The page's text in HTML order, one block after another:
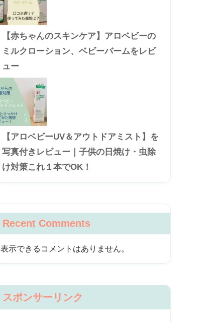
【赤ちゃんのスキンケア】アロベビーの
ミルクローション、ベビーバームをレビ
ュー
【アロベビーUV＆アウトドアミスト】を
写真付きレビュー｜子供の日焼け・虫除
け対策これ１本でOK！
Recent Comments
表示できるコメントはありません。
スポンサーリンク